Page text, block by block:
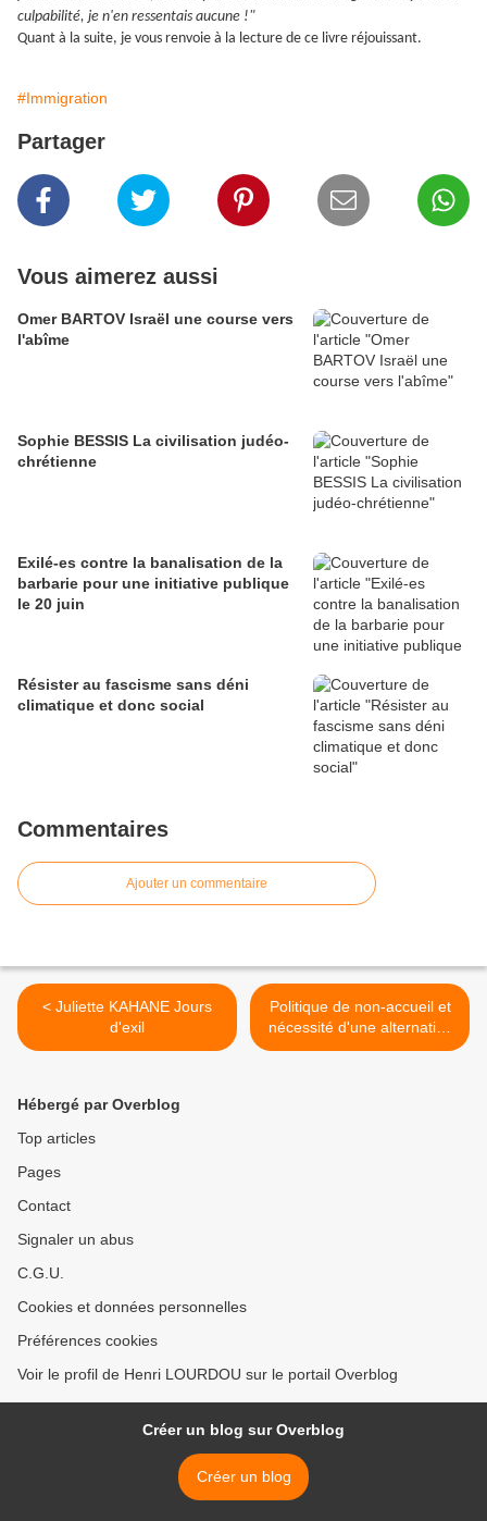
culpabilité, je n'en ressentais aucune !"
Quant à la suite, je vous renvoie à la lecture de ce livre réjouissant.
#Immigration
Partager
Vous aimerez aussi
Omer BARTOV Israël une course vers
l'abîme
Sophie BESSIS La civilisation judéo-
chrétienne
Exilé-es contre la banalisation de la
barbarie pour une initiative publique
le 20 juin
Résister au fascisme sans déni
climatique et donc social
Commentaires
Ajouter un commentaire
< Juliette KAHANE Jours
d'exil
Politique de non-accueil et
nécessité d'une alternative
>
Hébergé par Overblog
Top articles
Pages
Contact
Signaler un abus
C.G.U.
Cookies et données personnelles
Préférences cookies
Voir le profil de Henri LOURDOU sur le portail Overblog
Créer un blog sur Overblog
Créer un blog